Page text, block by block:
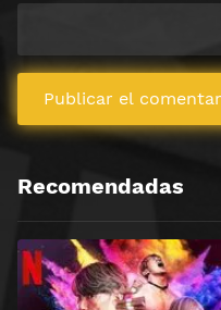
Recomendadas